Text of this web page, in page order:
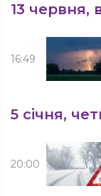
13 червня,
16:49
5 січня,
20:00